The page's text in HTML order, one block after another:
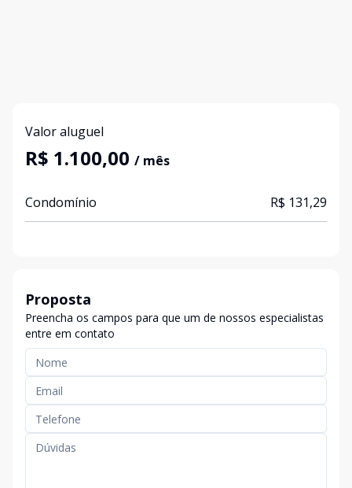
Valor aluguel
R$ 1.100,00 / mês
Condomínio R$ 131,29
Proposta
Preencha os campos para que um de nossos especialistas
entre em contato